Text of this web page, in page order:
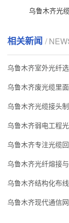
乌鲁木齐光
相关新闻 /
乌鲁木齐室外光纤
乌鲁木齐废光缆里
乌鲁木齐光缆接头
乌鲁木齐弱电工程
乌鲁木齐专注光缆
乌鲁木齐光纤熔接
乌鲁木齐结构化布
乌鲁木齐现代通信